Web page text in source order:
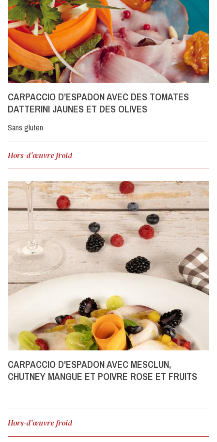
CARPACCIO D’ESPADON AVEC DES TOMATES
DATTERINI JAUNES ET DES OLIVES
Sans gluten
Hors-d'œuvre froid
CARPACCIO D'ESPADON AVEC MESCLUN,
CHUTNEY MANGUE ET POIVRE ROSE ET FRUITS
Hors-d'œuvre froid